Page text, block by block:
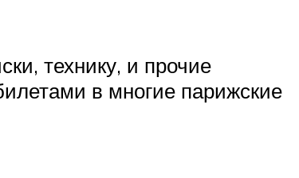
технику, и прочие
в многие парижские